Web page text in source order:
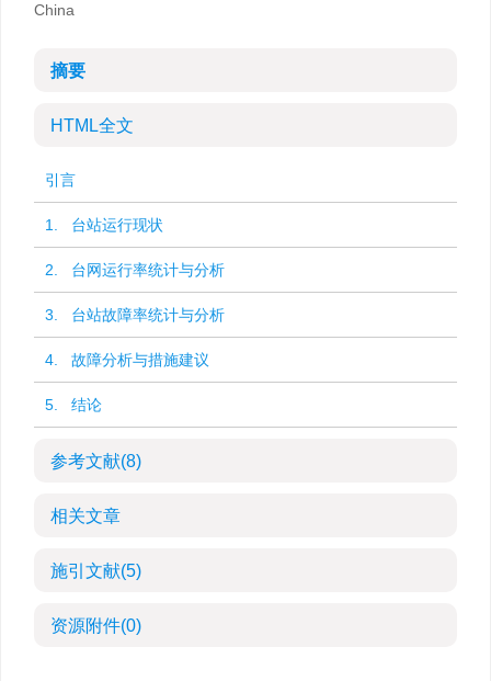
China
摘要
HTML全文
引言
1. 台站运行现状
2. 台网运行率统计与分析
3. 台站故障率统计与分析
4. 故障分析与措施建议
5. 结论
参考文献(8)
相关文章
施引文献(5)
资源附件(0)